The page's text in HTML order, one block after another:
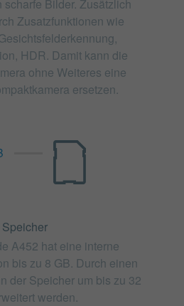
scharfe Bilder. Zusätzlich
Zusatzfunktionen wie
HDR. Damit kann die
ohne Weiteres eine
ersetzen.
Speicher
A452 hat eine interne
bis zu 8 GB. Durch einen
der Speicher um bis zu 32
werden.